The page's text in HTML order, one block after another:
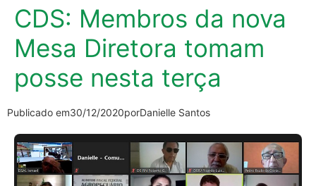
CDS: Membros da nova
Mesa Diretora tomam
posse nesta terça
Publicado em30/12/2020porDanielle Santos